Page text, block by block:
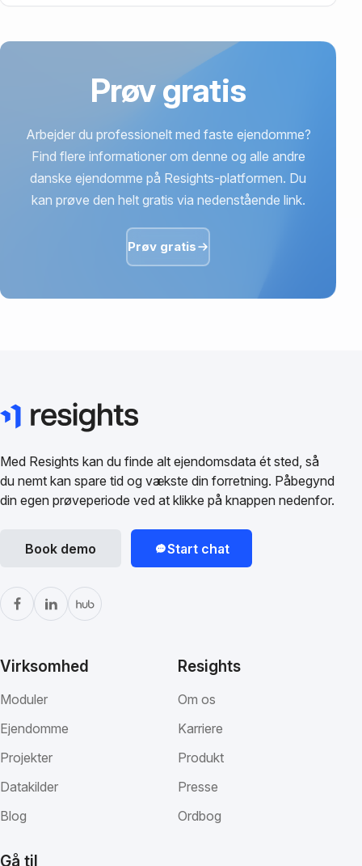
Prøv gratis
Arbejder du professionelt med faste ejendomme?
Find flere informationer om denne og alle andre
danske ejendomme på Resights-platformen. Du
kan prøve den helt gratis via nedenstående link.
Prøv gratis
Med Resights kan du finde alt ejendomsdata ét sted, så
du nemt kan spare tid og vækste din forretning. Påbegynd
din egen prøveperiode ved at klikke på knappen nedenfor.
Book demo Start chat
Virksomhed
Moduler
Ejendomme
Projekter
Datakilder
Blog
Resights
Om os
Karriere
Produkt
Presse
Ordbog
Gå til